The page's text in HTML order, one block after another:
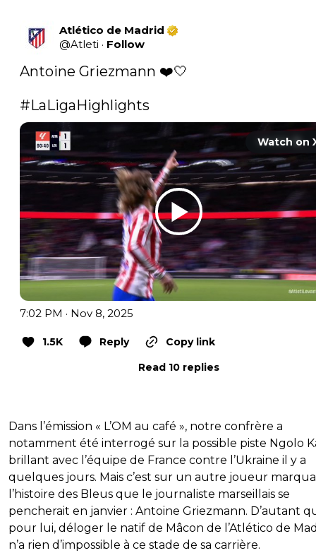
Atlético de Madrid
@Atleti · Follow
Antoine Griezmann ❤️🤍
#LaLigaHighlights
Watch on
7:02 PM · Nov 8, 2025
1.5K Reply
Copy link
Read 10 replies
Dans l’émission « L’OM au café », notre confrère a
notamment été interrogé sur la possible piste Ngolo
brillant avec l’équipe de France contre l’Ukraine il y a
quelques jours. Mais c’est sur un autre joueur
l’histoire des Bleus que le journaliste marseillais se
pencherait en janvier : Antoine Griezmann. D’autant
pour lui, déloger le natif de Mâcon de l’Atlético de
n’a rien d’impossible à ce stade de sa carrière.